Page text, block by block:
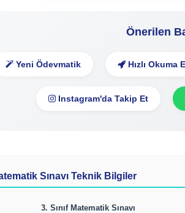
Önerilen
Yeni Ödevmatik Hızlı Okuma
Instagram'da Takip Et
Sınavı Teknik Bilgiler
3. Sınıf Matematik Sınavı